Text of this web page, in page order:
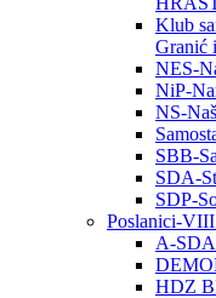
Klub
Granić
NES-
NiP-
NS-
SBB-
SDA-
SDP-
Poslanici-
A-
HDZ